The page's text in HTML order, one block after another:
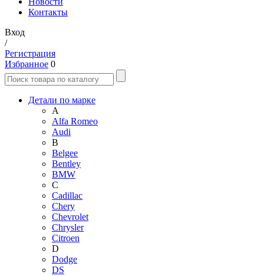
Контакты
Вход
/
Регистрация
Избранное 0
Детали по марке
A
Alfa Romeo
Audi
B
Belgee
Bentley
BMW
C
Cadillac
Chery
Chevrolet
Chrysler
Citroen
D
Dodge
DS